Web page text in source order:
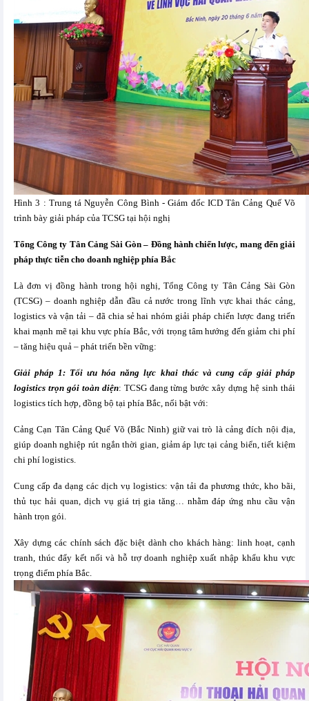
Hình 3 : Trung tá Nguyễn Công Bình - Giám đốc ICD Tân Cảng Quế Võ
trình bày giải pháp của TCSG tại hội nghị
Tổng Công ty Tân Cảng Sài Gòn – Đồng hành chiến lược, mang đến giải
pháp thực tiễn cho doanh nghiệp phía Bắc
Là đơn vị đồng hành trong hội nghị, Tổng Công ty Tân Cảng Sài Gòn
(TCSG) – doanh nghiệp dẫn đầu cả nước trong lĩnh vực khai thác cảng,
logistics và vận tải – đã chia sẻ hai nhóm giải pháp chiến lược đang triển
khai mạnh mẽ tại khu vực phía Bắc, với trọng tâm hướng đến giảm chi phí
– tăng hiệu quả – phát triển bền vững:
Giải pháp 1: Tối ưu hóa năng lực khai thác và cung cấp giải pháp
logistics trọn gói toàn diện: TCSG đang từng bước xây dựng hệ sinh thái
logistics tích hợp, đồng bộ tại phía Bắc, nổi bật với:
Cảng Cạn Tân Cảng Quế Võ (Bắc Ninh) giữ vai trò là cảng đích nội địa,
giúp doanh nghiệp rút ngắn thời gian, giảm áp lực tại cảng biển, tiết kiệm
chi phí logistics.
Cung cấp đa dạng các dịch vụ logistics: vận tải đa phương thức, kho bãi,
thủ tục hải quan, dịch vụ giá trị gia tăng… nhằm đáp ứng nhu cầu vận
hành trọn gói.
Xây dựng các chính sách đặc biệt dành cho khách hàng: linh hoạt, cạnh
tranh, thúc đẩy kết nối và hỗ trợ doanh nghiệp xuất nhập khẩu khu vực
trọng điểm phía Bắc.